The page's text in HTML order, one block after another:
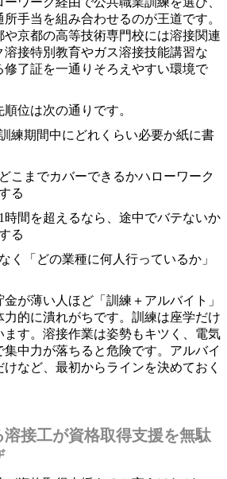
手当を組み合わせるのが王道です。
京都の高等技術専門校には溶接関連
溶接特別教育やガス溶接技能講習な
修了証を一通りそろえやすい環境で
位は次の通りです。
練期間中にどれくらい必要か紙に書
こまでカバーできるかハローワーク
る
時間を超えるなら、途中でバテないか
る
く「どの業種に何人行っているか」
が薄い人ほど「訓練＋アルバイト」
的に潰れがちです。訓練は座学だけ
ます。溶接作業は姿勢もキツく、電気
中力が落ちると危険です。アルバイ
けなど、最初からラインを決めておく
接工が資格取得支援を無駄